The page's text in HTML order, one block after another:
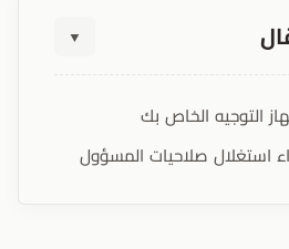
▼
التوجيه الخاص بك
استغلال صلاحيات المسؤول